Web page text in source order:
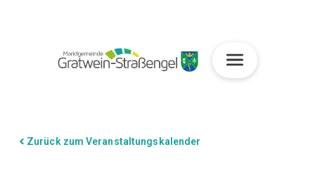
Zurück zum Veranstaltungskalender